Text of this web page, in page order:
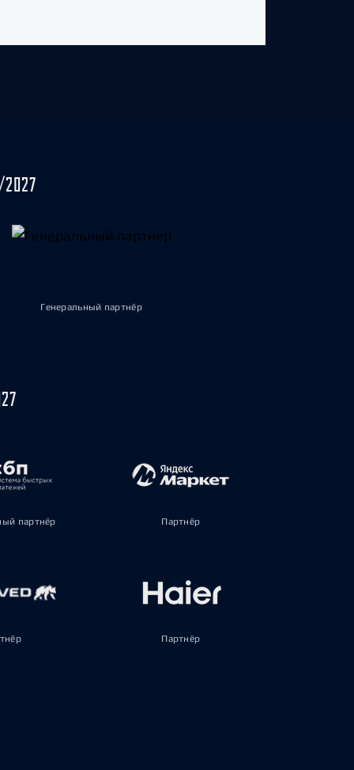
Генеральный партнёр
партнёр Партнёр
Партнёр